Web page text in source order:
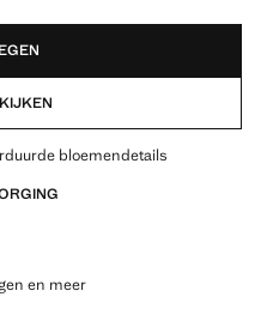
bloemendetails
en meer